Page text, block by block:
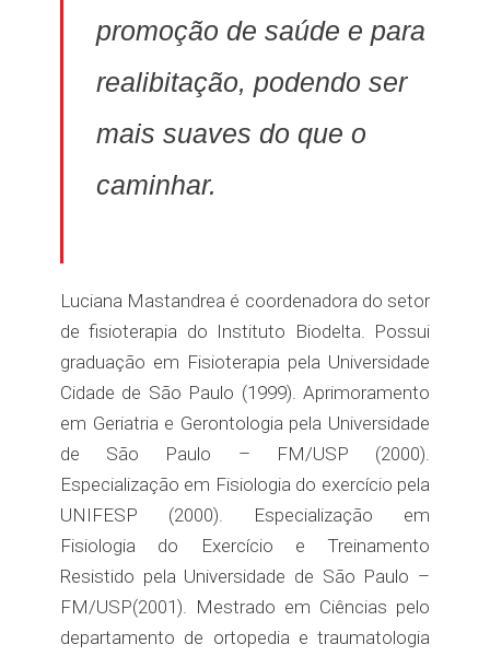
promoção de saúde e para
realibitação, podendo ser
mais suaves do que o
caminhar.
Luciana Mastandrea é coordenadora do setor
de fisioterapia do Instituto Biodelta. Possui
graduação em Fisioterapia pela Universidade
Cidade de São Paulo (1999). Aprimoramento
em Geriatria e Gerontologia pela Universidade
de São Paulo – FM/USP (2000).
Especialização em Fisiologia do exercício pela
UNIFESP (2000). Especialização em
Fisiologia do Exercício e Treinamento
Resistido pela Universidade de São Paulo –
FM/USP(2001). Mestrado em Ciências pelo
departamento de ortopedia e traumatologia